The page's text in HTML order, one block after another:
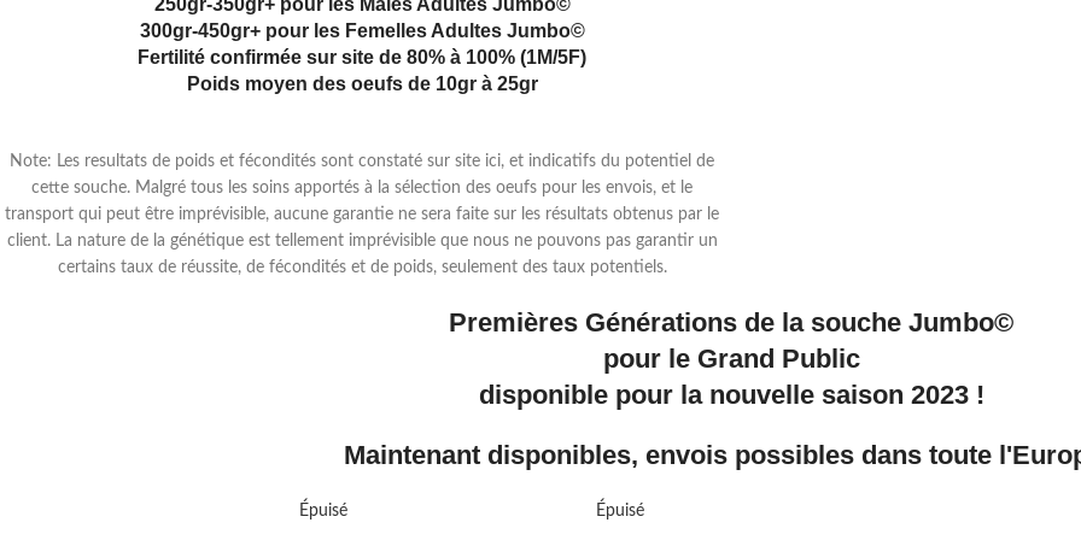
250gr-350gr+ pour les Males Adultes Jumbo©
300gr-450gr+ pour les Femelles Adultes Jumbo©
Fertilité confirmée sur site de 80% à 100% (1M/5F)
Poids moyen des oeufs de 10gr à 25gr
Note: Les resultats de poids et fécondités sont constaté sur site ici, et indicatifs du potentiel de
cette souche. Malgré tous les soins apportés à la sélection des oeufs pour les envois, et le
transport qui peut être imprévisible, aucune garantie ne sera faite sur les résultats obtenus par le
client. La nature de la génétique est tellement imprévisible que nous ne pouvons pas garantir un
certains taux de réussite, de fécondités et de poids, seulement des taux potentiels.
Premières Générations de la souche Jumbo©
pour le Grand Public
disponible pour la nouvelle saison 2023 !
Maintenant disponibles, envois possibles dans toute
Épuisé Épuisé